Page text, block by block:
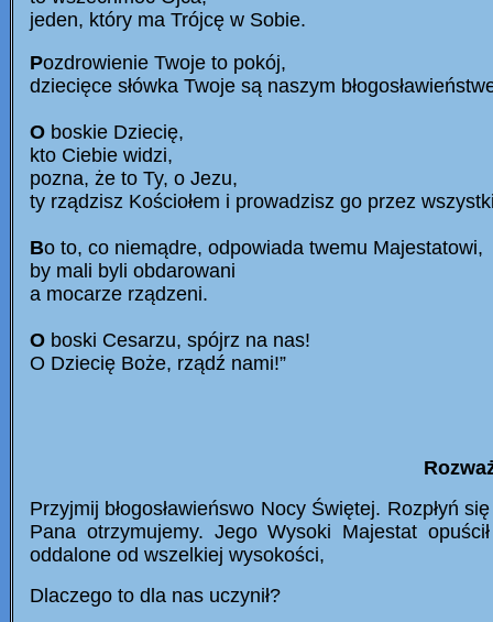
jeden, który ma Trójcę w Sobie.
Pozdrowienie Twoje to pokój,
dziecięce słówka Twoje są naszym
O boskie Dziecię,
kto Ciebie widzi,
pozna, że to Ty, o Jezu,
ty rządzisz Kościołem i prowadzisz go przez
Bo to, co niemądre, odpowiada twemu Majestatowi,
by mali byli obdarowani
a mocarze rządzeni.
O boski Cesarzu, spójrz na nas!
O Dziecię Boże, rządź nami!”
Przyjmij błogosławieńswo Nocy Świętej. Rozpłyń
Pana otrzymujemy. Jego Wysoki Majestat
oddalone od wszelkiej wysokości,
Dlaczego to dla nas uczynił?